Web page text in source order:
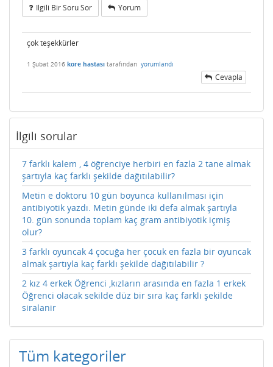
Ilgili Bir Soru Sor Yorum
çok teşekkürler
1 Şubat 2016 kore hastası tarafından yorumlandı
Cevapla
İlgili sorular
7 farklı kalem , 4 öğrenciye herbiri en fazla 2 tane almak
şartıyla kaç farklı şekilde dağıtılabilir?
Metin e doktoru 10 gün boyunca kullanılması için
antibiyotik yazdı. Metin günde iki defa almak şartıyla
10. gün sonunda toplam kaç gram antibiyotik içmiş
olur?
3 farklı oyuncak 4 çocuğa her çocuk en fazla bir oyuncak
almak şartıyla kaç farklı şekilde dağıtılabilir ?
2 kız 4 erkek Öğrenci ,kızların arasında en fazla 1 erkek
Öğrenci olacak sekilde düz bir sıra kaç farklı şekilde
siralanir
Tüm kategoriler